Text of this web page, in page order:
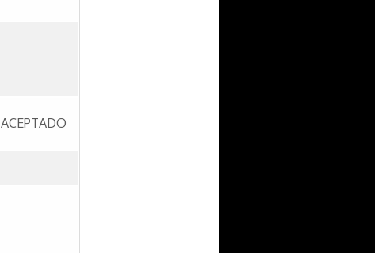
ACEPTADO